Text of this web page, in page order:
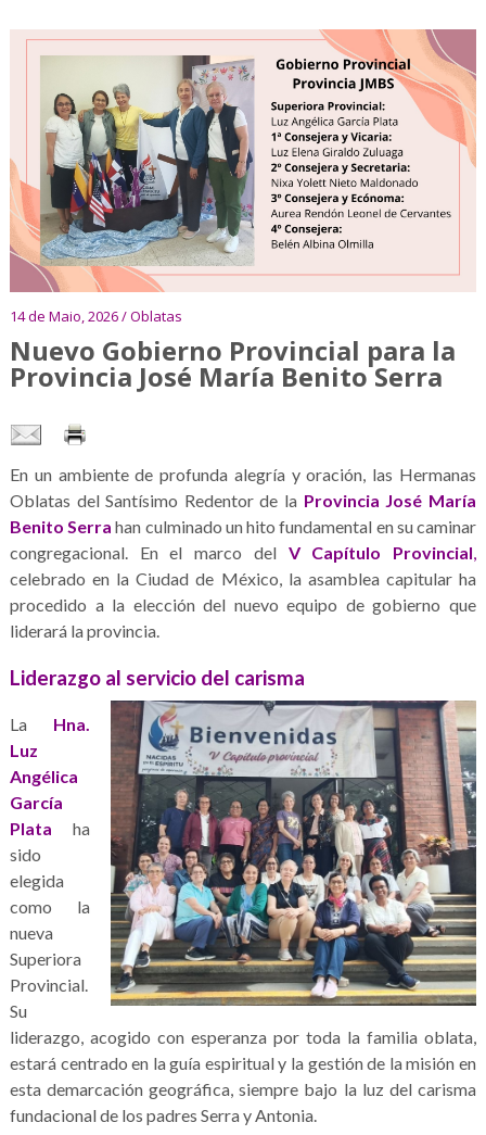
14 de Maio, 2026 / Oblatas
Nuevo Gobierno Provincial para la
Provincia José María Benito Serra
En un ambiente de profunda alegría y oración, las Hermanas
Oblatas del Santísimo Redentor de la Provincia José María
Benito Serra han culminado un hito fundamental en su caminar
congregacional. En el marco del V Capítulo Provincial,
celebrado en la Ciudad de México, la asamblea capitular ha
procedido a la elección del nuevo equipo de gobierno que
liderará la provincia.
Liderazgo al servicio del carisma
La Hna.
Luz
Angélica
García
Plata ha
sido
elegida
como la
nueva
Superiora
Provincial.
Su
liderazgo, acogido con esperanza por toda la familia oblata,
estará centrado en la guía espiritual y la gestión de la misión en
esta demarcación geográfica, siempre bajo la luz del carisma
fundacional de los padres Serra y Antonia.